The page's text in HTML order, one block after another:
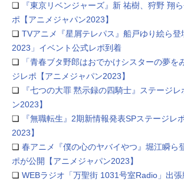
❏
『東京リベンジャーズ』新 祐樹、狩野 翔
ポ【アニメジャパン2023】
❏ TVアニメ『星屑テレパス』船戸ゆり絵ら登
2023」イベント公式レポ到着
❏
「青春ブタ野郎はおでかけシスターの夢を
ジレポ【アニメジャパン2023】
❏
『七つの大罪 黙示録の四騎士』ステージ
ン2023】
❏
『無職転生』2期新情報発表SPステージレ
2023】
❏ 春アニメ『僕の心のヤバイやつ』堀江瞬ら
ポが公開【アニメジャパン2023】
❏ WEBラジオ「万聖街 1031号室Radio」出